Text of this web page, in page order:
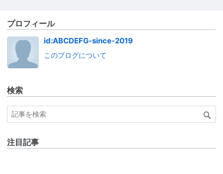
プロフィール
id:ABCDEFG-since-2019
このブログについて
検索
注目記事